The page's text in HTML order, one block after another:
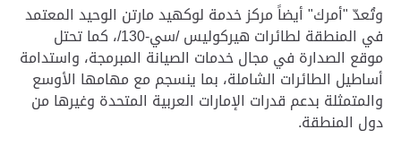
وتُعدّ "أمرك" أيضاً مركز خدمة لوكهيد مارتن الوحيد المعتمد
في المنطقة لطائرات هيركوليس /سي-130/، كما تحتل
موقع الصدارة في مجال خدمات الصيانة المبرمجة، واستدامة
أساطيل الطائرات الشاملة، بما ينسجم مع مهامها الأوسع
والمتمثلة بدعم قدرات الإمارات العربية المتحدة وغيرها من
دول المنطقة.